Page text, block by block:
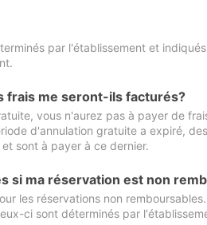
par l'établissement et
frais me seront-ils facturés?
vous n'aurez pas à payer de
d'annulation gratuite a expiré,
sont à payer à ce dernier.
si ma réservation est non
les réservations non
ci sont déterminés par